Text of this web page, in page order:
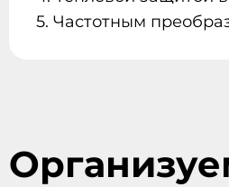
5. Частотным